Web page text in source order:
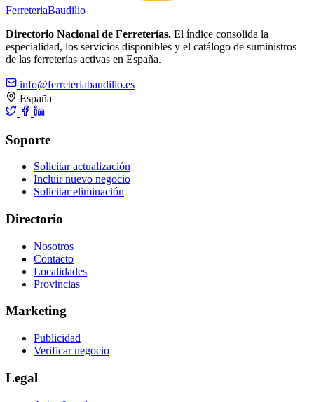
FerreteriaBaudilio
Directorio Nacional de Ferreterías. El índice consolida la
especialidad, los servicios disponibles y el catálogo de suministros
de las ferreterías activas en España.
info@ferreteriabaudilio.es
España
Soporte
Solicitar actualización
Incluir nuevo negocio
Solicitar eliminación
Directorio
Nosotros
Contacto
Localidades
Provincias
Marketing
Publicidad
Verificar negocio
Legal